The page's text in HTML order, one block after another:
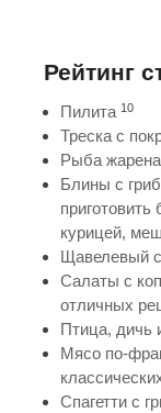
Рейтинг
Пилита 10
Треска с
Рыба
Блины с
курицей,
Щавелевый
Салаты с
отличных
Птица, дичь
Мясо по-
Спагетти с